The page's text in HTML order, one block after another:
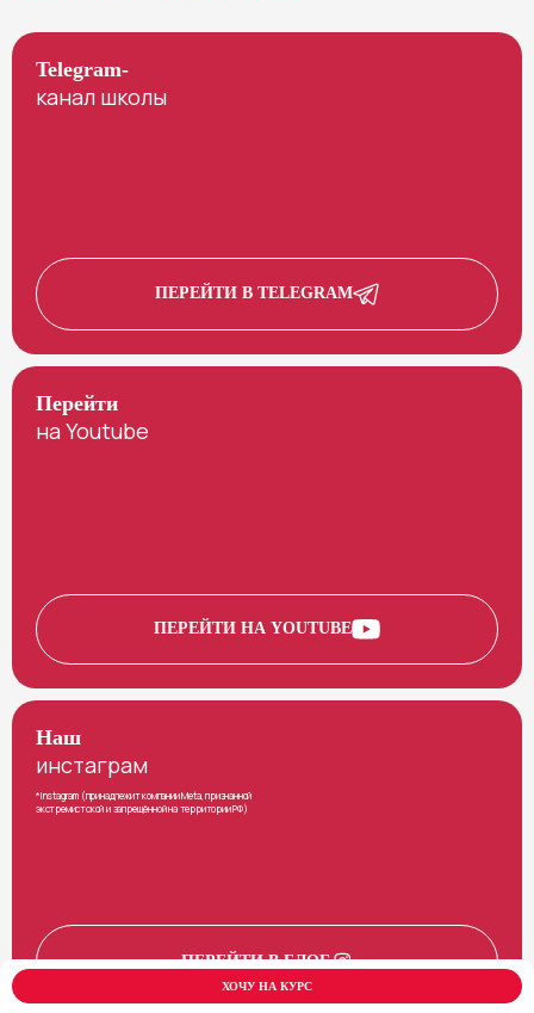
ХОЧУ НА КУРС
Telegram-
канал школы
ПЕРЕЙТИ В TELEGRAM
Перейти
на Youtube
ПЕРЕЙТИ НА YOUTUBE
Наш
инстаграм
*Instagram (принадлежит компании Meta, признанной
экстремистской и запрещённой на территории РФ)
ПЕРЕЙТИ В БЛОГ